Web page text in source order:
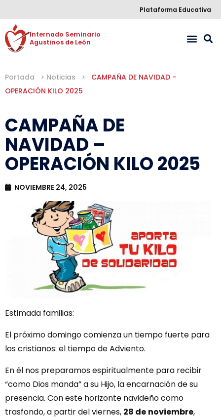
Plataforma Educativa
Internado Seminario
Agustinos de León
Portada > Noticias >
CAMPAÑA DE NAVIDAD –
OPERACIÓN KILO 2025
CAMPAÑA DE
NAVIDAD –
OPERACIÓN KILO 2025
NOVIEMBRE 24, 2025
Estimada familias:
El próximo domingo comienza un tiempo fuerte para
los cristianos: el tiempo de Adviento.
En él nos preparamos espiritualmente para recibir
“como Dios manda” a su Hijo, la encarnación de su
presencia. Con este horizonte navideño como
trasfondo, a partir del viernes, 28 de noviembre,